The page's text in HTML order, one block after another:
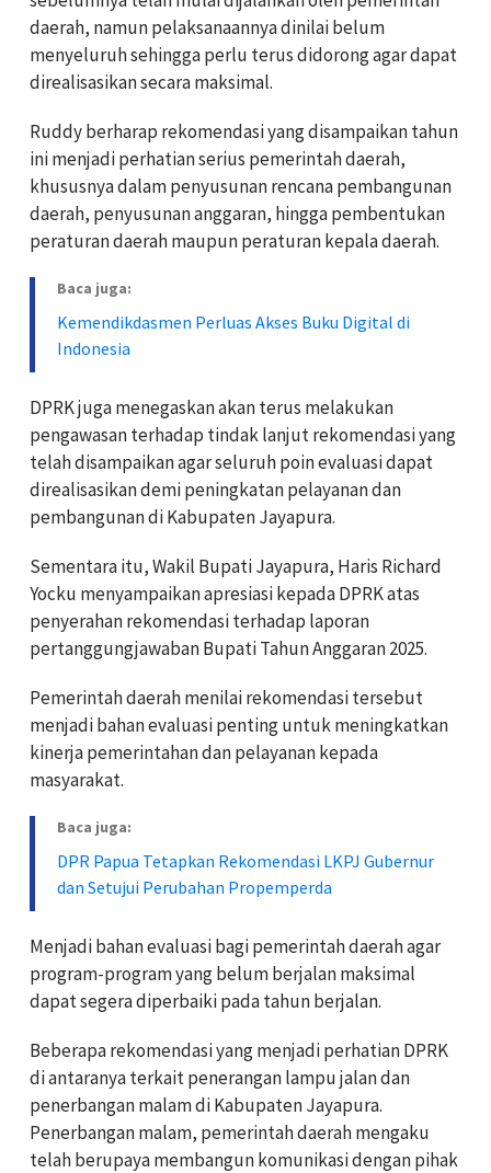
daerah, namun pelaksanaannya dinilai belum
menyeluruh sehingga perlu terus didorong agar dapat
direalisasikan secara maksimal.
Ruddy berharap rekomendasi yang disampaikan tahun
ini menjadi perhatian serius pemerintah daerah,
khususnya dalam penyusunan rencana pembangunan
daerah, penyusunan anggaran, hingga pembentukan
peraturan daerah maupun peraturan kepala daerah.
Baca juga:
Kemendikdasmen Perluas Akses Buku Digital di
Indonesia
DPRK juga menegaskan akan terus melakukan
pengawasan terhadap tindak lanjut rekomendasi yang
telah disampaikan agar seluruh poin evaluasi dapat
direalisasikan demi peningkatan pelayanan dan
pembangunan di Kabupaten Jayapura.
Sementara itu, Wakil Bupati Jayapura, Haris Richard
Yocku menyampaikan apresiasi kepada DPRK atas
penyerahan rekomendasi terhadap laporan
pertanggungjawaban Bupati Tahun Anggaran 2025.
Pemerintah daerah menilai rekomendasi tersebut
menjadi bahan evaluasi penting untuk meningkatkan
kinerja pemerintahan dan pelayanan kepada
masyarakat.
Baca juga:
DPR Papua Tetapkan Rekomendasi LKPJ Gubernur
dan Setujui Perubahan Propemperda
Menjadi bahan evaluasi bagi pemerintah daerah agar
program-program yang belum berjalan maksimal
dapat segera diperbaiki pada tahun berjalan.
Beberapa rekomendasi yang menjadi perhatian DPRK
di antaranya terkait penerangan lampu jalan dan
penerbangan malam di Kabupaten Jayapura.
Penerbangan malam, pemerintah daerah mengaku
telah berupaya membangun komunikasi dengan pihak